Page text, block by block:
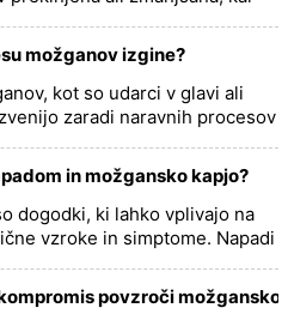
možganov izgine?
kot so udarci v glavi ali
zaradi naravnih procesov
in možgansko kapjo?
dogodki, ki lahko vplivajo na
vzroke in simptome. Napadi
povzroči možgansko